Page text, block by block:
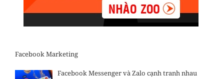
Facebook Marketing
Facebook Messenger và Zalo cạnh tranh nhau